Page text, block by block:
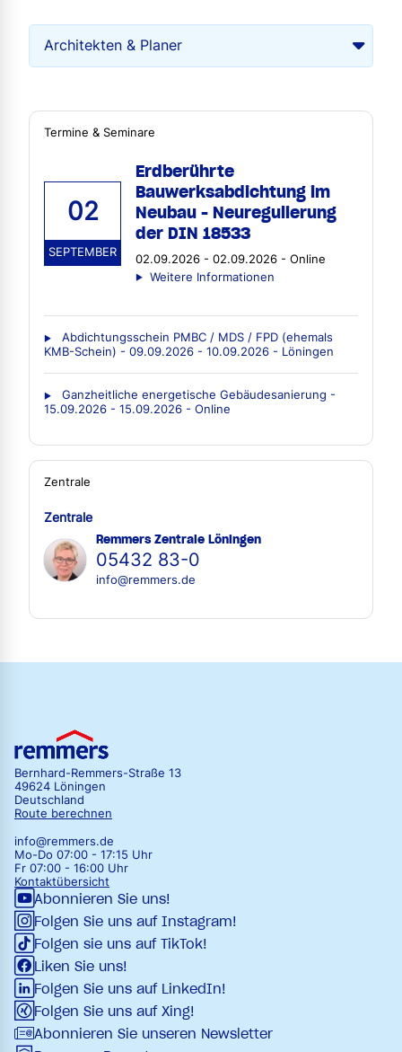
Termine & Seminare
02
SEPTEMBER
Erdberührte
Bauwerksabdichtung im
Neubau - Neuregulierung
der DIN 18533
02.09.2026 - 02.09.2026 - Online
Weitere Informationen
Abdichtungsschein PMBC / MDS / FPD (ehemals
KMB-Schein) - 09.09.2026 - 10.09.2026 - Löningen
Ganzheitliche energetische Gebäudesanierung -
15.09.2026 - 15.09.2026 - Online
Zentrale
Zentrale
Remmers Zentrale Löningen
05432 83-0
info@remmers.de
Bernhard-Remmers-Straße 13
49624 Löningen
Deutschland
Route berechnen
info@remmers.de
Mo-Do 07:00 - 17:15 Uhr
Fr 07:00 - 16:00 Uhr
Kontaktübersicht
Abonnieren Sie uns!
Folgen Sie uns auf Instagram!
Folgen sie uns auf TikTok!
Liken Sie uns!
Folgen Sie uns auf LinkedIn!
Folgen Sie uns auf Xing!
Abonnieren Sie unseren Newsletter